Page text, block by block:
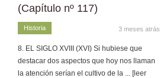
(Capítulo nº 117)
Historia 3 meses atrás
8. EL SIGLO XVIII (XVI) Si hubiese que
destacar dos aspectos que hoy nos llaman
la atención serían el cultivo de la
... [leer